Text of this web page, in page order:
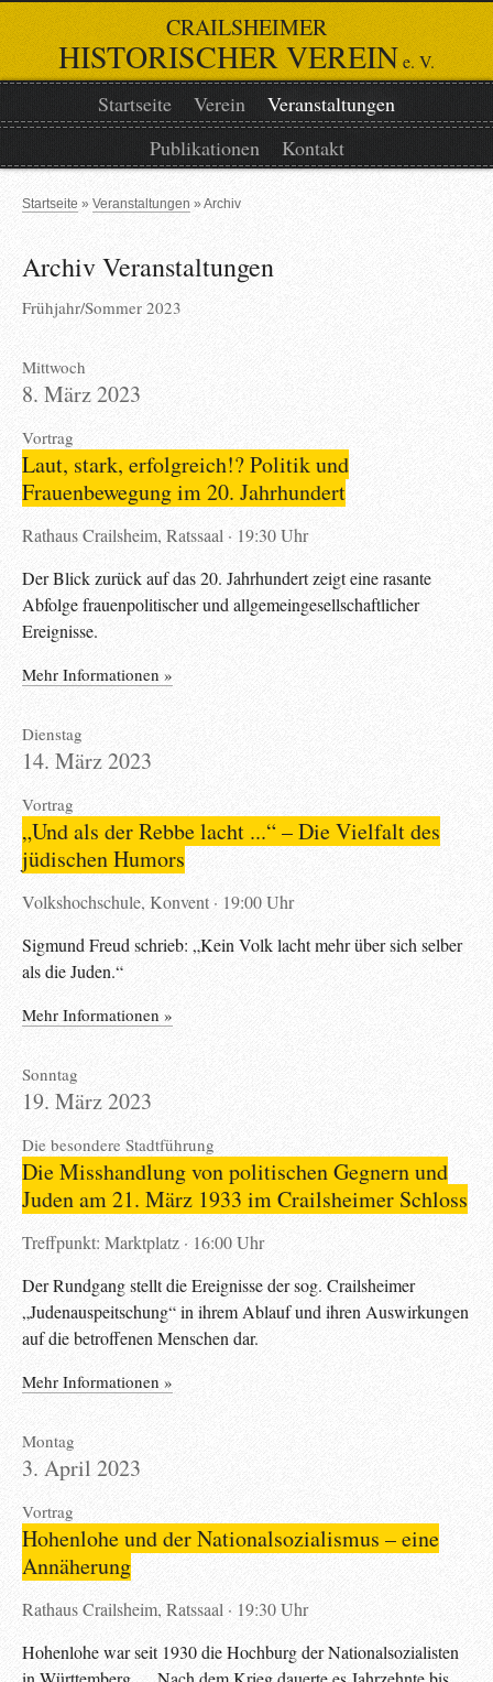
CRAILSHEIMER
HISTORISCHER VEREINe. V.
Startseite Verein
Veranstaltungen
Publikationen
Kontakt
Startseite Veranstaltungen Archiv
Archiv Veranstaltungen
Frühjahr/Sommer 2023
Mittwoch
8. März 2023
Vortrag
Laut, stark, erfolgreich!? Politik und
Frauenbewegung im 20. Jahrhundert
Rathaus Crailsheim, Ratssaal
19:30 Uhr
Der Blick zurück auf das 20. Jahrhundert zeigt eine rasante
Abfolge frauenpolitischer und allgemeingesellschaftlicher
Ereignisse.
Mehr Informationen »
Dienstag
14. März 2023
Vortrag
„Und als der Rebbe lacht ...“ – Die Vielfalt des
jüdischen Humors
Volkshochschule, Konvent
19:00 Uhr
Sigmund Freud schrieb: „Kein Volk lacht mehr über sich selber
als die Juden.“
Mehr Informationen »
Sonntag
19. März 2023
Die besondere Stadtführung
Die Misshandlung von politischen Gegnern und
Juden am 21. März 1933 im Crailsheimer Schloss
Treffpunkt: Marktplatz
16:00 Uhr
Der Rundgang stellt die Ereignisse der sog. Crailsheimer
„Judenauspeitschung“ in ihrem Ablauf und ihren Auswirkungen
auf die betroffenen Menschen dar.
Mehr Informationen »
Montag
3. April 2023
Vortrag
Hohenlohe und der Nationalsozialismus – eine
Annäherung
Rathaus Crailsheim, Ratssaal
19:30 Uhr
Hohenlohe war seit 1930 die Hochburg der Nationalsozialisten